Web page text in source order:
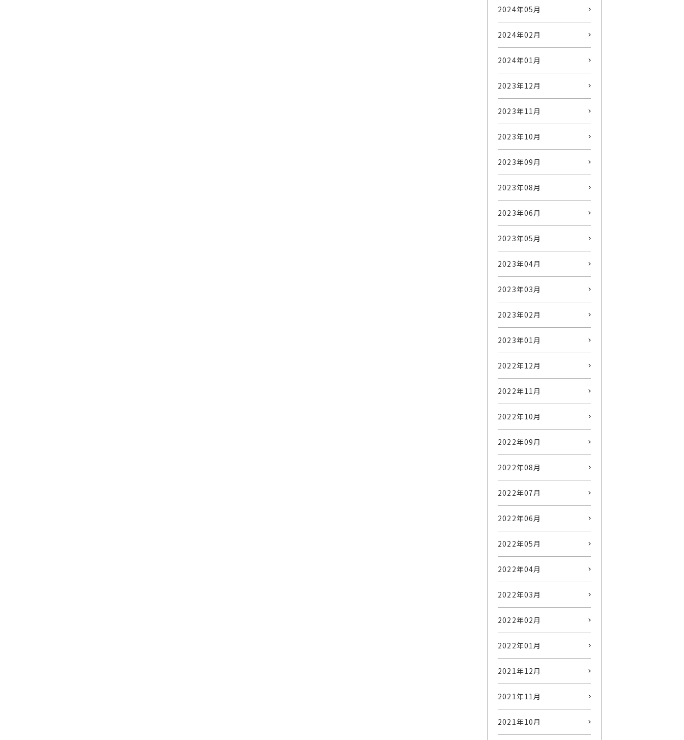
2024年05月
2024年02月
2024年01月
2023年12月
2023年11月
2023年10月
2023年09月
2023年08月
2023年06月
2023年05月
2023年04月
2023年03月
2023年02月
2023年01月
2022年12月
2022年11月
2022年10月
2022年09月
2022年08月
2022年07月
2022年06月
2022年05月
2022年04月
2022年03月
2022年02月
2022年01月
2021年12月
2021年11月
2021年10月